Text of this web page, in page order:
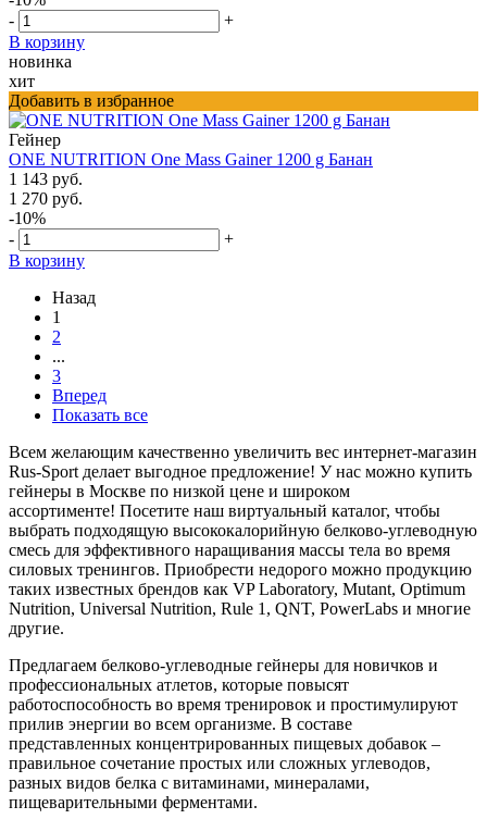
-
+
В корзину
новинка
хит
Добавить в избранное
Гейнер
ONE NUTRITION One Mass Gainer 1200 g Банан
1 143 руб.
1 270 руб.
-10%
-
+
В корзину
Назад
1
2
...
3
Вперед
Показать все
Всем желающим качественно увеличить вес интернет-магазин
Rus-Sport делает выгодное предложение! У нас можно купить
гейнеры в Москве по низкой цене и широком
ассортименте! Посетите наш виртуальный каталог, чтобы
выбрать подходящую высококалорийную белково-углеводную
смесь для эффективного наращивания массы тела во время
силовых тренингов. Приобрести недорого можно продукцию
таких известных брендов как VP Laboratory, Mutant, Optimum
Nutrition, Universal Nutrition, Rule 1, QNT, PowerLabs и многие
другие.
Предлагаем белково-углеводные гейнеры для новичков и
профессиональных атлетов, которые повысят
работоспособность во время тренировок и простимулируют
прилив энергии во всем организме. В составе
представленных концентрированных пищевых добавок –
правильное сочетание простых или сложных углеводов,
разных видов белка с витаминами, минералами,
пищеварительными ферментами.